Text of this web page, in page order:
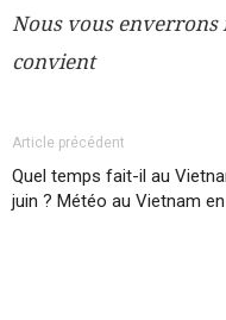
Nous vous
convient
Article précédent
Quel temps fait-il au
juin ? Météo au Vietnam